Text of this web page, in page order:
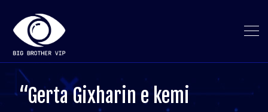
“Gerta Gixharin e kemi